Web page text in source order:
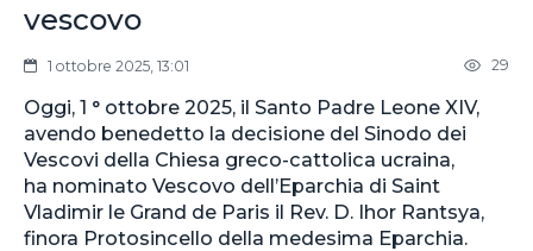
vescovo
1 ottobre 2025, 13:01 29
Oggi, 1 ° ottobre 2025, il Santo Padre Leone XIV,
avendo benedetto la decisione del Sinodo dei
Vescovi della Chiesa greco-cattolica ucraina,
ha nominato Vescovo dell’Eparchia di Saint
Vladimir le Grand de Paris il Rev. D. Ihor Rantsya,
finora Protosincello della medesima Eparchia.